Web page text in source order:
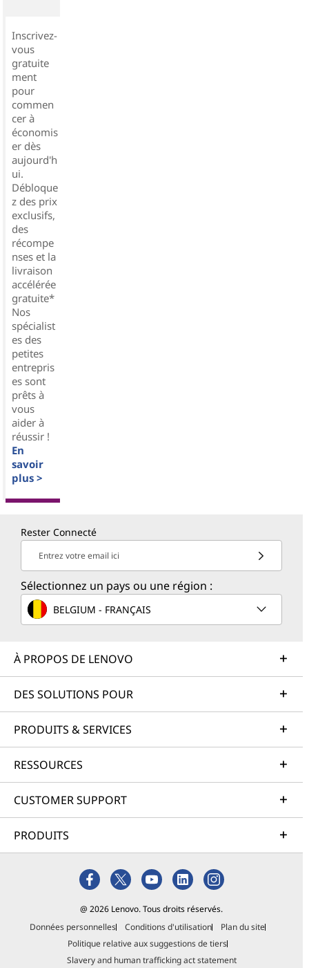
Inscrivez-
vous
gratuite
ment
pour
commen
cer à
économis
er dès
aujourd'h
ui.
Débloque
z des prix
exclusifs,
des
récompe
nses et la
livraison
accélérée
gratuite*
Nos
spécialist
es des
petites
entrepris
es sont
prêts à
vous
aider à
réussir !
En
savoir
plus >
Rester Connecté
Entrez votre email ici
Sélectionnez un pays ou une région :
BELGIUM - FRANÇAIS
À PROPOS DE LENOVO
DES SOLUTIONS POUR
PRODUITS & SERVICES
RESSOURCES
CUSTOMER SUPPORT
PRODUITS
@ 2026 Lenovo. Tous droits réservés.
Données personnelles
Conditions d'utilisation
Plan du site
Politique relative aux suggestions de tiers
Slavery and human trafficking act statement